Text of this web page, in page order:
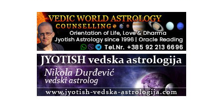
Zagreb+Online
Osnovni ThetaHealing® tečaj, Zagreb i Online
Zagreb
Osnovna radionica za izscjeljivanje pranom (Basic Pranic
Healing course)
Access BARS®, otpusti stres